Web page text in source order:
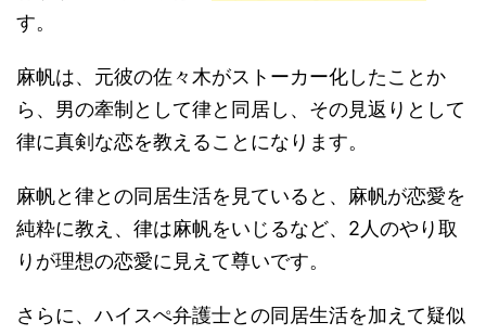
す。
麻帆は、元彼の佐々木がストーカー化したことか
ら、男の牽制として律と同居し、その見返りとして
律に真剣な恋を教えることになります。
麻帆と律との同居生活を見ていると、麻帆が恋愛を
純粋に教え、律は麻帆をいじるなど、2人のやり取
りが理想の恋愛に見えて尊いです。
さらに、ハイスぺ弁護士との同居生活を加えて疑似